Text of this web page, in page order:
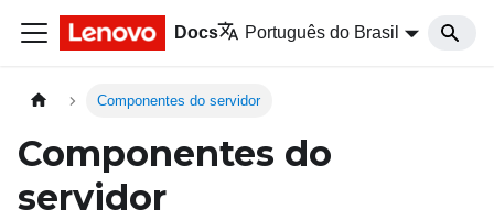
Docs Português do Brasil
Componentes do servidor
Componentes do
servidor